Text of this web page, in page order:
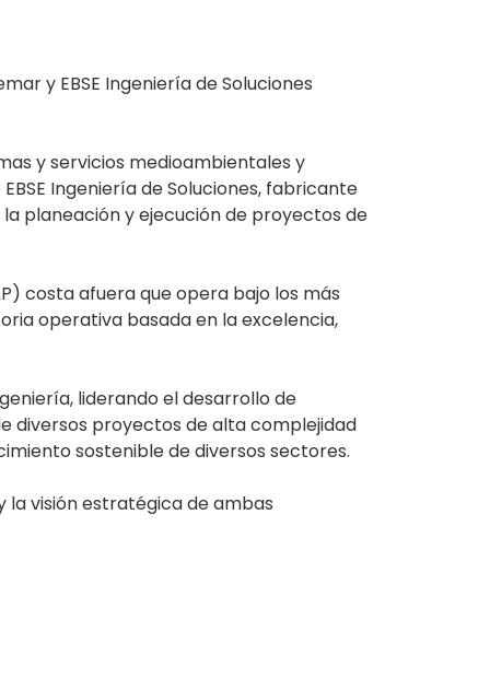
y EBSE Ingeniería de Soluciones
y servicios medioambientales y
Ingeniería de Soluciones, fabricante
planeación y ejecución de proyectos de
costa afuera que opera bajo los más
operativa basada en la excelencia,
liderando el desarrollo de
diversos proyectos de alta complejidad
sostenible de diversos sectores.
la visión estratégica de ambas